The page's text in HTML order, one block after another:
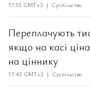
17:55 GMT+3 | Суспільство
Переплачують
якщо на касі
на ціннику
17:45 GMT+3 | Суспільство